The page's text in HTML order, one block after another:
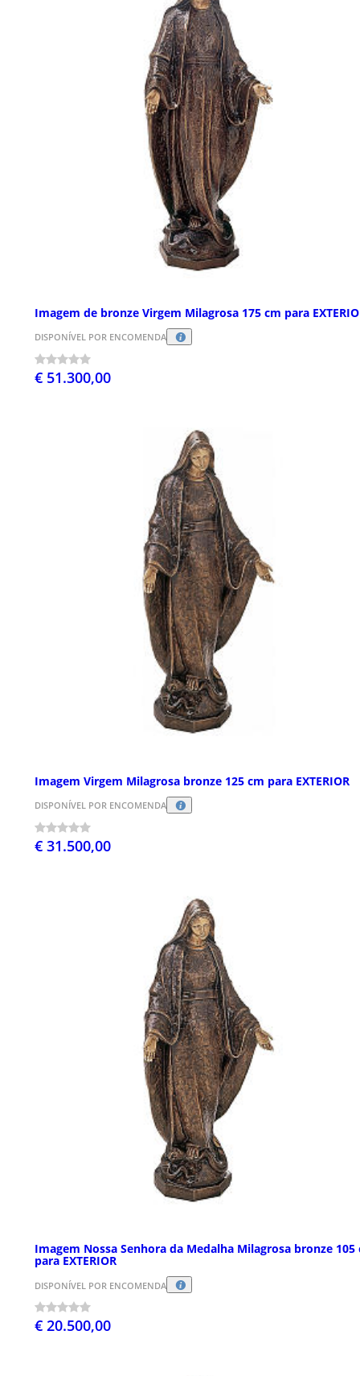
Imagem de bronze Virgem Milagrosa 175 cm para
DISPONÍVEL POR ENCOMENDA
€ 51.300,00
Imagem Virgem Milagrosa bronze 125 cm para EXTERIOR
DISPONÍVEL POR ENCOMENDA
€ 31.500,00
Imagem Nossa Senhora da Medalha Milagrosa bronze 105
para EXTERIOR
DISPONÍVEL POR ENCOMENDA
€ 20.500,00